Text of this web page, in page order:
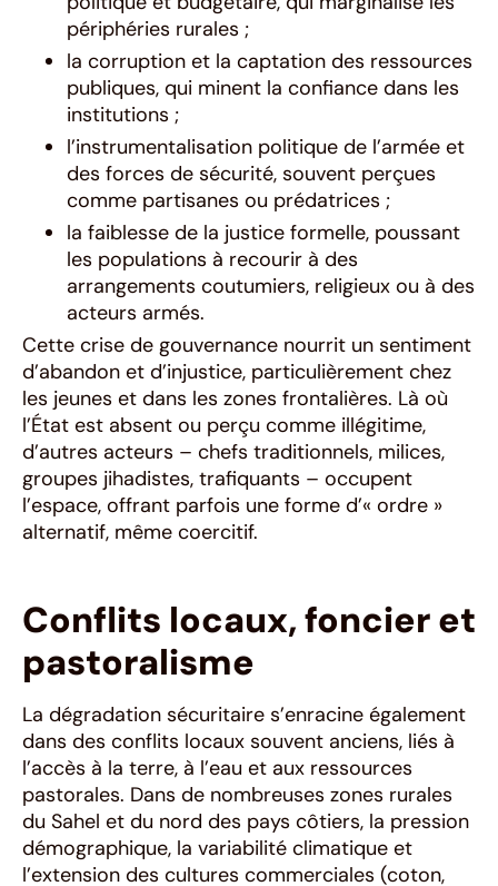
périphéries rurales ;
la corruption et la captation des ressources
publiques, qui minent la confiance dans les
institutions ;
l’instrumentalisation politique de l’armée et
des forces de sécurité, souvent perçues
comme partisanes ou prédatrices ;
la faiblesse de la justice formelle, poussant
les populations à recourir à des
arrangements coutumiers, religieux ou à des
acteurs armés.
Cette crise de gouvernance nourrit un sentiment
d’abandon et d’injustice, particulièrement chez
les jeunes et dans les zones frontalières. Là où
l’État est absent ou perçu comme illégitime,
d’autres acteurs – chefs traditionnels, milices,
groupes jihadistes, trafiquants – occupent
l’espace, offrant parfois une forme d’« ordre »
alternatif, même coercitif.
Conflits locaux, foncier et
pastoralisme
La dégradation sécuritaire s’enracine également
dans des conflits locaux souvent anciens, liés à
l’accès à la terre, à l’eau et aux ressources
pastorales. Dans de nombreuses zones rurales
du Sahel et du nord des pays côtiers, la pression
démographique, la variabilité climatique et
l’extension des cultures commerciales (coton,